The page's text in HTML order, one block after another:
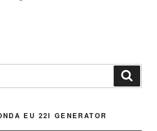
EU 22I GENERATOR